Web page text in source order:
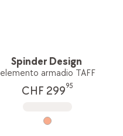
Spinder Design
elemento armadio TAFF
CHF 29995